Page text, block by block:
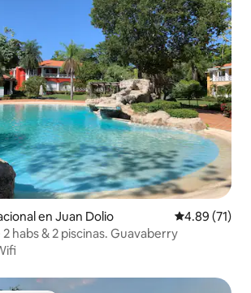
en Juan Dolio Calificación
4.89 (71)
habs & 2 piscinas. Guavaberry